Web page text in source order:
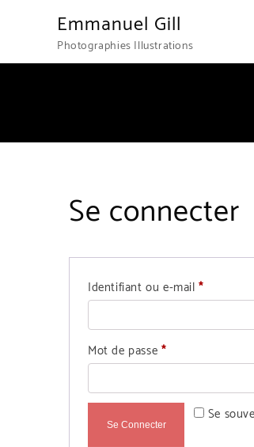
Emmanuel Gill
Photographies Illustrations
Se connecter
Identifiant ou e-mail*Obligatoire
Mot de passe *Obligatoire
Se
Se Connecter